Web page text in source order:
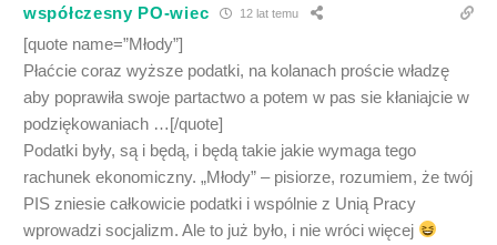
współczesny PO-wiec 12 lat temu
[quote name=”Młody”]
Płaćcie coraz wyższe podatki, na kolanach proście władzę
aby poprawiła swoje partactwo a potem w pas sie kłaniajcie w
podziękowaniach …[/quote]
Podatki były, są i będą, i będą takie jakie wymaga tego
rachunek ekonomiczny. „Młody” – pisiorze, rozumiem, że twój
PIS zniesie całkowicie podatki i wspólnie z Unią Pracy
wprowadzi socjalizm. Ale to już było, i nie wróci więcej